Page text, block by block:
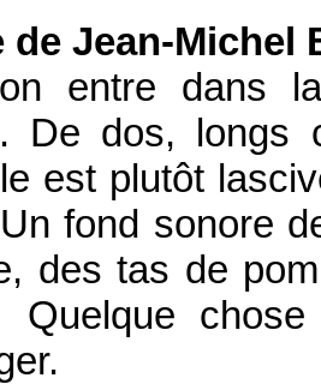
de Jean-Michel
entre dans
De dos, longs
est plutôt
fond sonore
des tas de
Quelque